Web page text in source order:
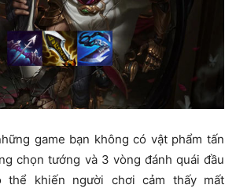
game bạn không có vật phẩm tấn
chọn tướng và 3 vòng đánh quái đầu
khiến người chơi cảm thấy mất